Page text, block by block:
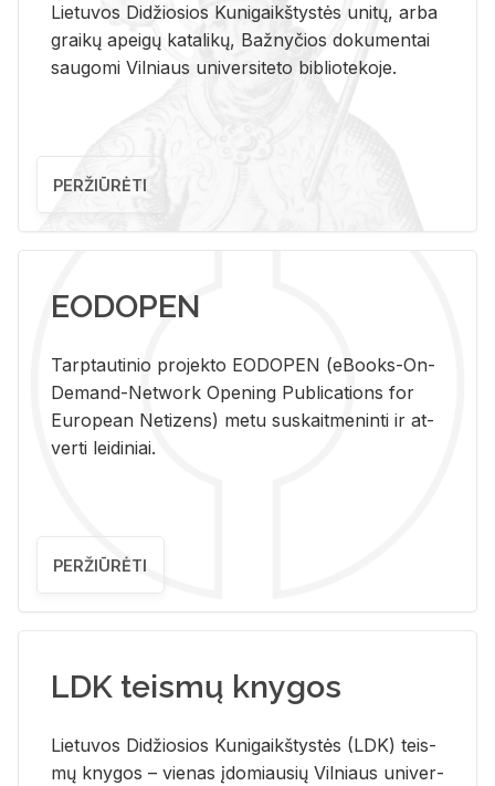
Lietuvos Didžiosios Kunigaikštystės unitų, arba
graikų apeigų katalikų, Bažnyčios dokumentai
saugomi Vilniaus universiteto bibliotekoje.
PERŽIŪRĖTI
EODOPEN
Tarp­tau­ti­nio pro­jek­to EO­DO­PEN (eBo­oks-On-
De­mand-Ne­twork Ope­ning Pub­li­ca­tions for
Eu­ro­pe­an Ne­ti­zens) metu su­skait­me­nin­ti ir at­
ver­ti lei­di­niai.
PERŽIŪRĖTI
LDK teismų knygos
Lie­tu­vos Di­džio­sios Ku­ni­gaikš­tys­tės (LDK) teis­
mų kny­gos – vie­nas įdo­miau­sių Vil­niaus uni­ver­